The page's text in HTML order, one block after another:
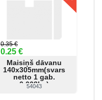
0.35 €
0.25 €
Maisiņš dāvanu
140x305mm(svars
netto 1 gab.
0.008kg)
54043